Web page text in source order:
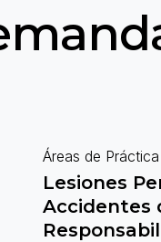
Áreas de Práctica
Lesiones
Accidentes